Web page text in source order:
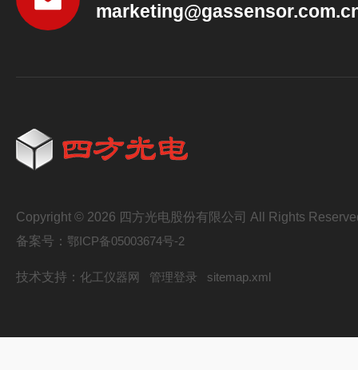
Copyright © 2026 四方光电股份有限公司 All Rights
备案号： 鄂ICP备05003674号-2
技术支持： 化工仪器网 管理登录 sitemap.xml